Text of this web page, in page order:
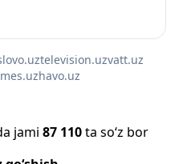
television.uzvatt.uz
havo.uz
jami 87 110ta so‘z bor